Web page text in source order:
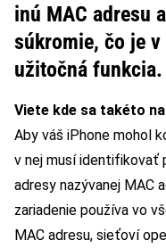
inú MAC adresu
súkromie, čo je
užitočná funkcia.
Viete kde sa takéto
Aby váš iPhone mohol
v nej musí identifikovať
adresy nazývanej MAC
zariadenie používa vo
MAC adresu, sieťoví